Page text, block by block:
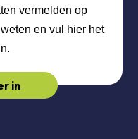
vermelden op
en vul hier het
in